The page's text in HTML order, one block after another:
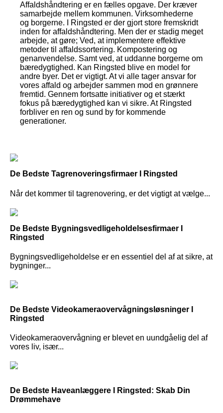
Affaldshåndtering er en fælles opgave. Der kræver
samarbejde mellem kommunen. Virksomhederne
og borgerne. I Ringsted er der gjort store fremskridt
inden for affaldshåndtering. Men der er stadig meget
arbejde, at gøre; Ved, at implementere effektive
metoder til affaldssortering. Kompostering og
genanvendelse. Samt ved, at uddanne borgerne om
bæredygtighed. Kan Ringsted blive en model for
andre byer. Det er vigtigt. At vi alle tager ansvar for
vores affald og arbejder sammen mod en grønnere
fremtid. Gennem fortsatte initiativer og et stærkt
fokus på bæredygtighed kan vi sikre. At Ringsted
forbliver en ren og sund by for kommende
generationer.
De Bedste Tagrenoveringsfirmaer I Ringsted
Når det kommer til tagrenovering, er det vigtigt at vælge...
De Bedste Bygningsvedligeholdelsesfirmaer I
Ringsted
Bygningsvedligeholdelse er en essentiel del af at sikre, at
bygninger...
De Bedste Videokameraovervågningsløsninger I
Ringsted
Videokameraovervågning er blevet en uundgåelig del af
vores liv, især...
De Bedste Haveanlæggere I Ringsted: Skab Din
Drømmehave